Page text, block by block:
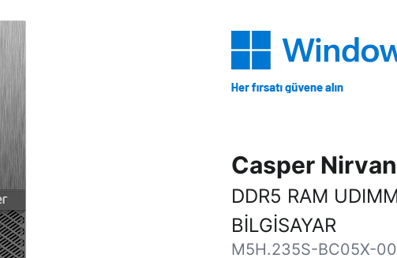
Casper
DDR5 RAM
BİLGİSAYAR
M5H.235S-BC05X-